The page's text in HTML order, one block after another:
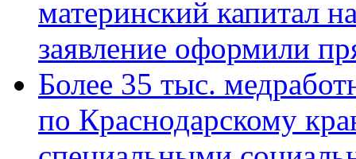
материнский капитал
заявление оформили
Более 35 тыс.
по Краснодарскому